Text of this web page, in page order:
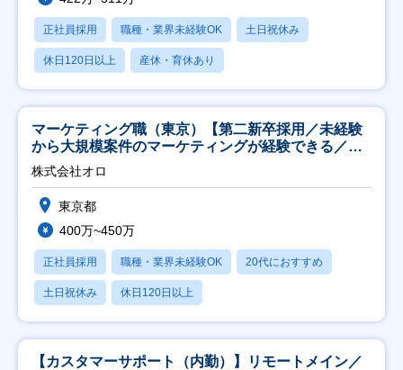
正社員採用 職種・業界未経験OK 土日祝休み
休日120日以上 産休・育休あり
マーケティング職（東京）【第二新卒採用／未経験
から大規模案件のマーケティングが経験できる／研
修充実】
株式会社オロ
東京都
400万~450万
正社員採用 職種・業界未経験OK 20代におすすめ
土日祝休み 休日120日以上
【カスタマーサポート（内勤）】リモートメイン／